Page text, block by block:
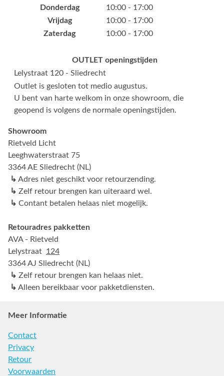
Donderdag
10:00 - 17:00
Vrijdag
10:00 - 17:00
Zaterdag
10:00 - 17:00
OUTLET openingstijden
Lelystraat 120 - Sliedrecht
Outlet is gesloten tot medio augustus.
U bent van harte welkom in onze showroom, die
geopend is volgens de normale openingstijden.
Showroom
Rietveld Licht
Leeghwaterstraat 75
3364 AE Sliedrecht (NL)
↳ Adres niet geschikt voor retourzending.
↳ Zelf retour brengen kan uiteraard wel.
↳ Contant betalen helaas niet mogelijk.
Retouradres pakketten
AVA - Rietveld
Lelystraat 124
3364 AJ Sliedrecht (NL)
↳ Zelf retour brengen kan helaas niet.
↳ Alleen bereikbaar voor pakketdiensten.
Meer Informatie
Contact
Privacy
Retour
Voorwaarden